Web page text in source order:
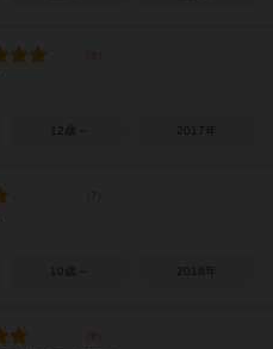
12歳～ 2017年
10歳～ 2018年